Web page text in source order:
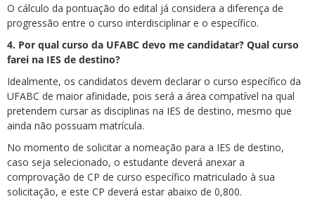
O cálculo da pontuação do edital já considera a diferença de
progressão entre o curso interdisciplinar e o específico.
4. Por qual curso da UFABC devo me candidatar? Qual curso
farei na IES de destino?
Idealmente, os candidatos devem declarar o curso específico da
UFABC de maior afinidade, pois será a área compatível na qual
pretendem cursar as disciplinas na IES de destino, mesmo que
ainda não possuam matrícula.
No momento de solicitar a nomeação para a IES de destino,
caso seja selecionado, o estudante deverá anexar a
comprovação de CP de curso específico matriculado à sua
solicitação, e este CP deverá estar abaixo de 0,800.